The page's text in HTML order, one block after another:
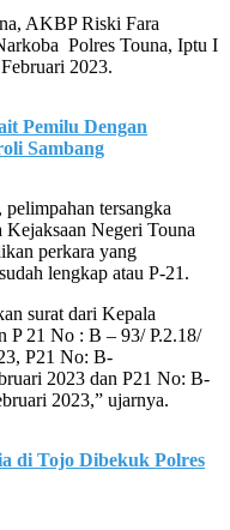
AKBP Riski Fara
Polres Touna, Iptu I
2023.
Pemilu Dengan
Sambang
tersangka
Negeri Touna
perkara yang
lengkap atau P-21.
surat dari Kepala
P 21 No : B – 93/ P.2.18/
P21 No: B-
2023 dan P21 No: B-
2023,” ujarnya.
di Tojo Dibekuk Polres